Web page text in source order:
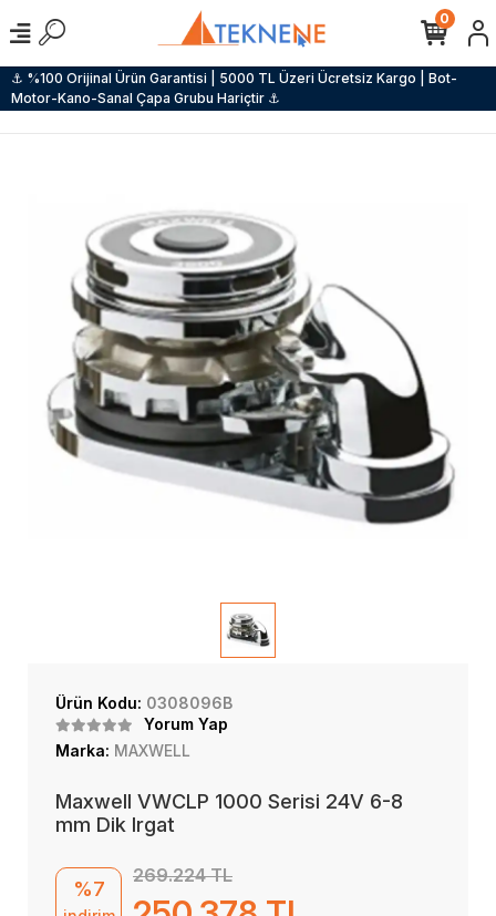
⚓ %100 Orijinal Ürün Garantisi | 5000 TL Üzeri Ücretsiz Kargo | Bot-
Motor-Kano-Sanal Çapa Grubu Hariçtir ⚓
0
Ürün Kodu: 0308096B
Yorum Yap
Marka: MAXWELL
Maxwell VWCLP 1000 Serisi 24V 6-8
mm Dik Irgat
%7
269.224 TL